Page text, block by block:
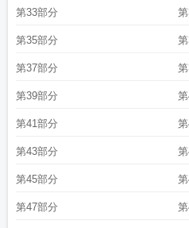
第33部分
第35部分
第37部分
第39部分
第41部分
第43部分
第45部分
第47部分